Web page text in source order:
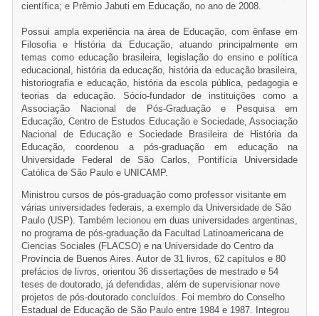
científica; e Prêmio Jabuti em Educação, no ano de 2008.
Possui ampla experiência na área de Educação, com ênfase em
Filosofia e História da Educação, atuando principalmente em
temas como educação brasileira, legislação do ensino e política
educacional, história da educação, história da educação brasileira,
historiografia e educação, história da escola pública, pedagogia e
teorias da educação. Sócio-fundador de instituições como a
Associação Nacional de Pós-Graduação e Pesquisa em
Educação, Centro de Estudos Educação e Sociedade, Associação
Nacional de Educação e Sociedade Brasileira de História da
Educação, coordenou a pós-graduação em educação na
Universidade Federal de São Carlos, Pontifícia Universidade
Católica de São Paulo e UNICAMP.
Ministrou cursos de pós-graduação como professor visitante em
várias universidades federais, a exemplo da Universidade de São
Paulo (USP). Também lecionou em duas universidades argentinas,
no programa de pós-graduação da Facultad Latinoamericana de
Ciencias Sociales (FLACSO) e na Universidade do Centro da
Província de Buenos Aires. Autor de 31 livros, 62 capítulos e 80
prefácios de livros, orientou 36 dissertações de mestrado e 54
teses de doutorado, já defendidas, além de supervisionar nove
projetos de pós-doutorado concluídos. Foi membro do Conselho
Estadual de Educação de São Paulo entre 1984 e 1987. Integrou